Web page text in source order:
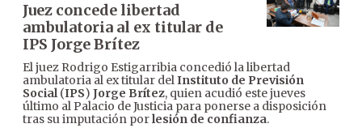
Juez concede libertad
ambulatoria al ex titular de
IPS Jorge Brítez
El juez Rodrigo Estigarribia concedió la libertad
ambulatoria al ex titular delInstituto de Previsión
Social(IPS) Jorge Brítez, quien acudió este jueves
último al Palacio de Justicia para ponerse a disposición
tras su imputación porlesión de confianza.